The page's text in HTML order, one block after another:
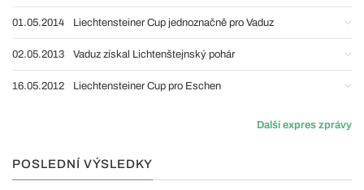
01.05.2014 Liechtensteiner Cup jednoznačně pro Vaduz
02.05.2013 Vaduz získal Lichtenštejnský pohár
16.05.2012 Liechtensteiner Cup pro Eschen
Další expres zprávy
POSLEDNÍ VÝSLEDKY